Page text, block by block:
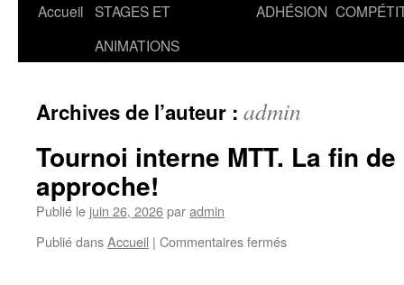
Aller
Accueil STAGES ET
ANIMATIONS
ADHÉSION
Archives de l’auteur : admin
Tournoi interne MTT. La fin de
approche!
Publié le juin 26, 2026paradmin
Publié dansAccueil | Commentaires fermés